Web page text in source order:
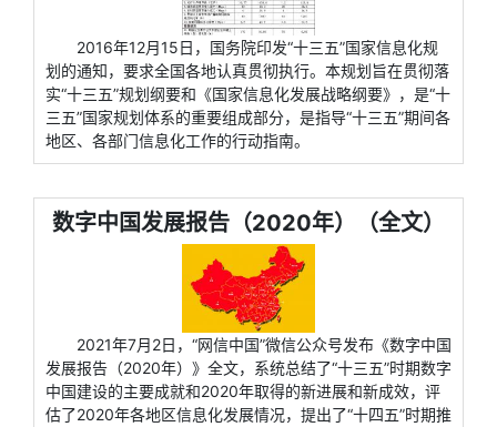
2016年12月15日，国务院印发“十三五”国家信息化规
划的通知，要求全国各地认真贯彻执行。本规划旨在贯彻落
实“十三五”规划纲要和《国家信息化发展战略纲要》，是“十
三五”国家规划体系的重要组成部分，是指导“十三五”期间各
地区、各部门信息化工作的行动指南。
数字中国发展报告（2020年）（全文）
2021年7月2日，“网信中国”微信公众号发布《数字中国
发展报告（2020年）》全文，系统总结了“十三五”时期数字
中国建设的主要成就和2020年取得的新进展和新成效，评
估了2020年各地区信息化发展情况，提出了“十四五”时期推